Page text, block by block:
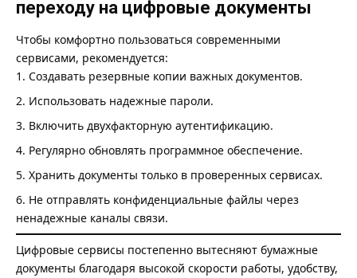
переходу на цифровые документы
Чтобы комфортно пользоваться современными
сервисами, рекомендуется:
Создавать резервные копии важных документов.
Использовать надежные пароли.
Включить двухфакторную аутентификацию.
Регулярно обновлять программное обеспечение.
Хранить документы только в проверенных сервисах.
Не отправлять конфиденциальные файлы через
ненадежные каналы связи.
Цифровые сервисы постепенно вытесняют бумажные
документы благодаря высокой скорости работы, удобству,